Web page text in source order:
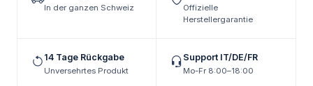
In der ganzen Schweiz
Offizielle
Herstellergarantie
14 Tage Rückgabe
Unversehrtes Produkt
Support IT/DE/FR
Mo-Fr 8:00–18:00